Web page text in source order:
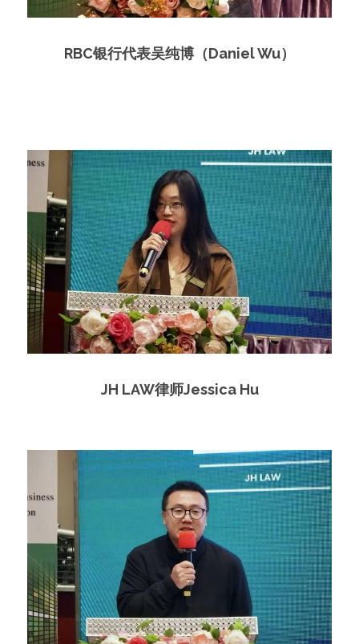
RBC银行代表吴纯博（Daniel Wu）
JH LAW律师Jessica Hu